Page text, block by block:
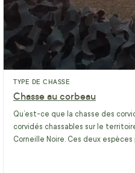
TYPE DE CHASSE
Chasse au corbeau
Qu’est-ce que la chasse des
corvidés chassables sur le
Corneille Noire. Ces deux espèces